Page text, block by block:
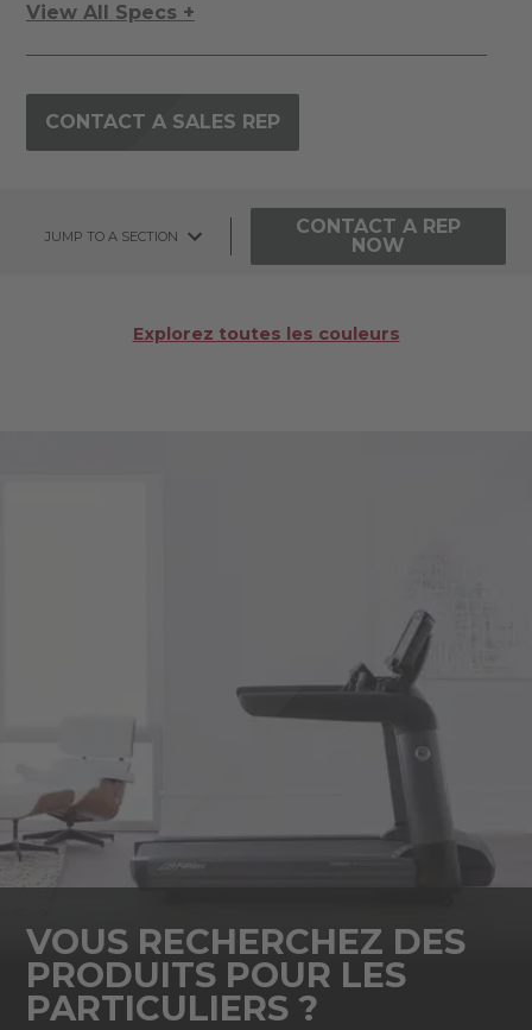
View All Specs +
CONTACT A SALES REP
JUMP TO A SECTION
CONTACT A REP
NOW
Explorez toutes les couleurs
VOUS RECHERCHEZ DES
PRODUITS POUR LES
PARTICULIERS ?